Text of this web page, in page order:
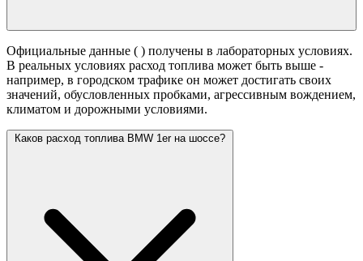
Официальные данные ( ) получены в лабораторных условиях.
В реальных условиях расход топлива может быть выше -
например, в городском трафике он может достигать своих
значений, обусловленных пробками, агрессивным вождением,
климатом и дорожными условиями.
Каков расход топлива BMW 1er на шоссе?